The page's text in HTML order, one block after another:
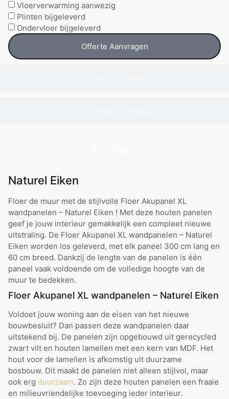
Vloerverwarming aanwezig
Plinten bijgeleverd
Ondervloer bijgeleverd
Offerte Aanvragen
Naturel Eiken
Floer de muur met de stijlvolle Floer Akupanel XL
wandpanelen – Naturel Eiken ! Met deze houten panelen
geef je jouw interieur gemakkelijk een compleet nieuwe
uitstraling. De Floer Akupanel XL wandpanelen – Naturel
Eiken worden los geleverd, met elk paneel 300 cm lang en
60 cm breed. Dankzij de lengte van de panelen is één
paneel vaak voldoende om de volledige hoogte van de
muur te bedekken.
Floer Akupanel XL wandpanelen – Naturel Eiken
Voldoet jouw woning aan de eisen van het nieuwe
bouwbesluit? Dan passen deze wandpanelen daar
uitstekend bij. De panelen zijn opgebouwd uit gerecycled
zwart vilt en houten lamellen met een kern van MDF. Het
hout voor de lamellen is afkomstig uit duurzame
bosbouw. Dit maakt de panelen niet alleen stijlvol, maar
ook erg duurzaam. Zo zijn deze houten panelen een fraaie
en milieuvriendelijke toevoeging ieder interieur.